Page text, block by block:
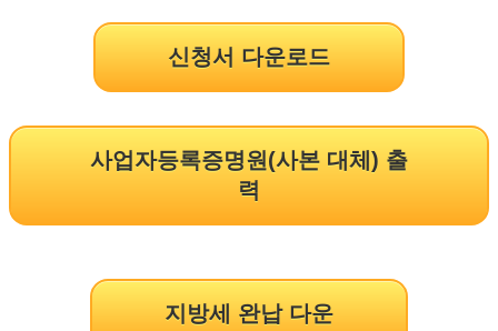
신청서 다운로드
사업자등록증명원(사본 대체) 출
력
지방세 완납 다운